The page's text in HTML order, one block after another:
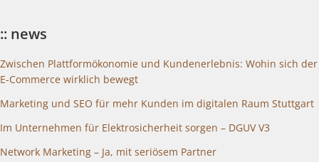
:: news
Zwischen Plattformökonomie und Kundenerlebnis: Wohin sich der
E-Commerce wirklich bewegt
Marketing und SEO für mehr Kunden im digitalen Raum Stuttgart
Im Unternehmen für Elektrosicherheit sorgen – DGUV V3
Network Marketing – Ja, mit seriösem Partner